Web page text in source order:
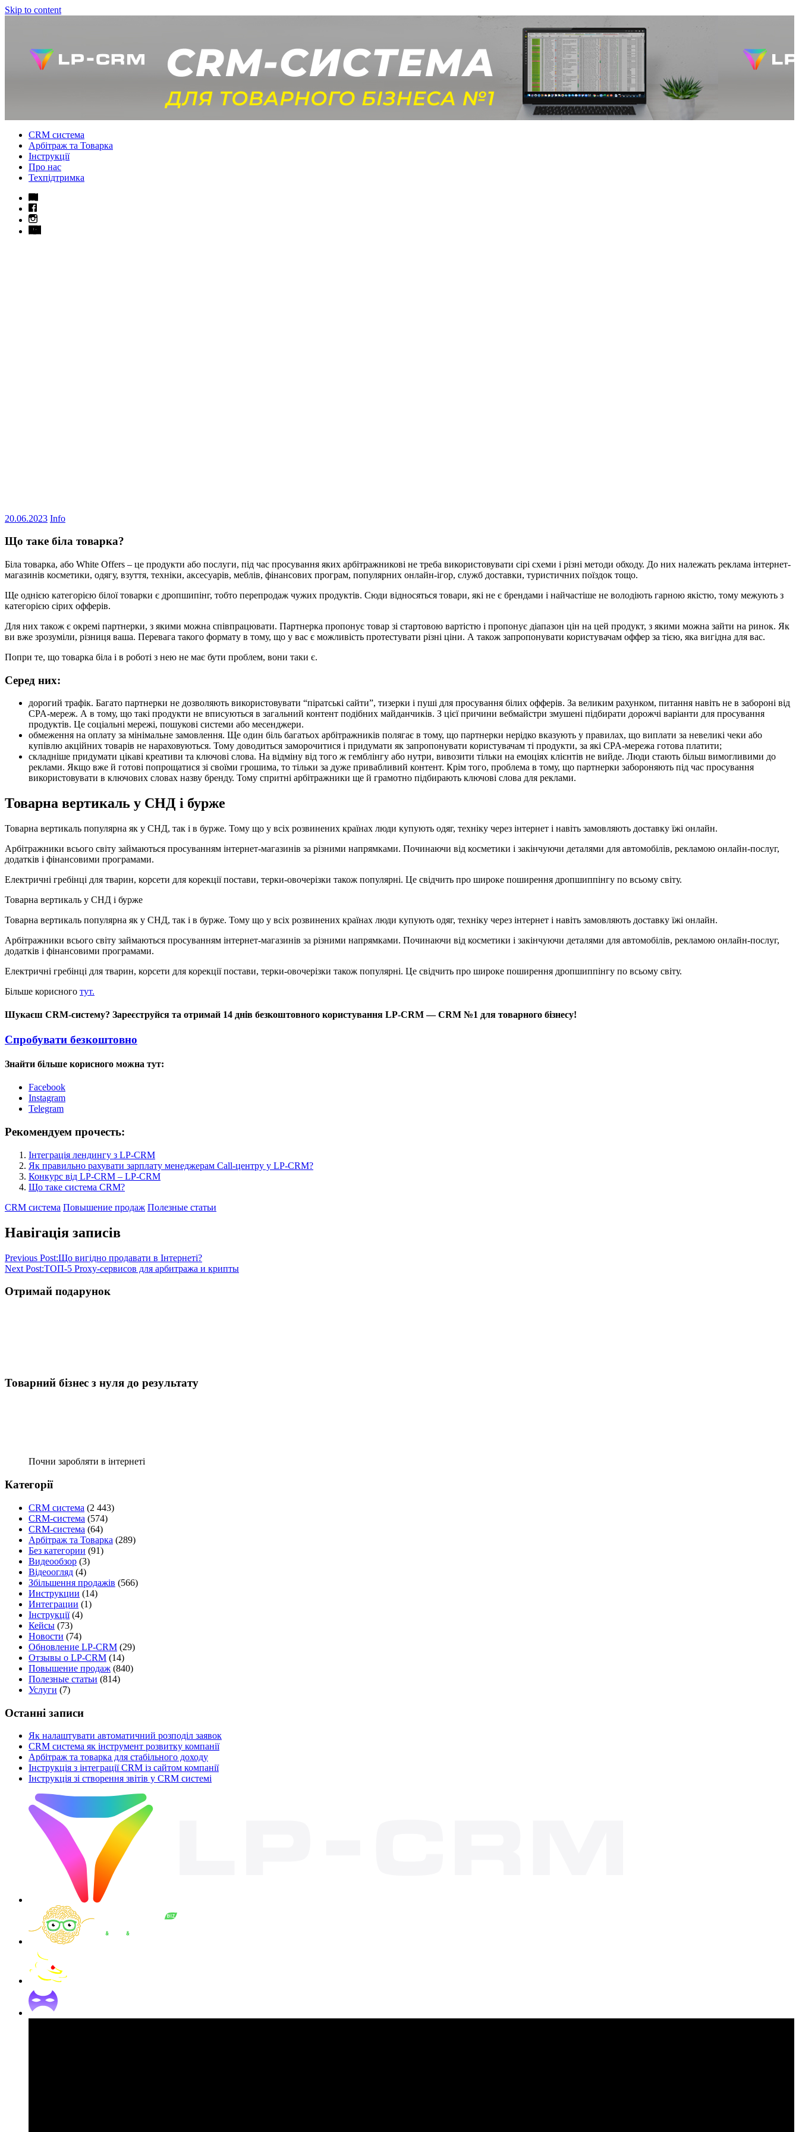
Skip to content
CRM система
Арбітраж та Товарка
Інструкції
Про нас
Техпідтримка
20.06.2023 Info
Що таке біла товарка?
Біла товарка, або White Offers – це продукти або послуги, під час просування яких арбітражникові не треба використовувати сірі схеми і різні методи обходу. До них належать реклама інтернет-
магазинів косметики, одягу, взуття, техніки, аксесуарів, меблів, фінансових програм, популярних онлайн-ігор, служб доставки, туристичних поїздок тощо.
Ще однією категорією білої товарки є дропшипінг, тобто перепродаж чужих продуктів. Сюди відносяться товари, які не є брендами і найчастіше не володіють гарною якістю, тому межують з
категорією сірих офферів.
Для них також є окремі партнерки, з якими можна співпрацювати. Партнерка пропонує товар зі стартовою вартістю і пропонує діапазон цін на цей продукт, з якими можна зайти на ринок. Як
ви вже зрозуміли, різниця ваша. Перевага такого формату в тому, що у вас є можливість протестувати різні ціни. А також запропонувати користувачам оффер за тією, яка вигідна для вас.
Попри те, що товарка біла і в роботі з нею не має бути проблем, вони таки є.
Серед них:
дорогий трафік. Багато партнерки не дозволяють використовувати “піратські сайти”, тизерки і пуші для просування білих офферів. За великим рахунком, питання навіть не в забороні від
CPA-мереж. А в тому, що такі продукти не вписуються в загальний контент подібних майданчиків. З цієї причини вебмайстри змушені підбирати дорожчі варіанти для просування
продуктів. Це соціальні мережі, пошукові системи або месенджери.
обмеження на оплату за мінімальне замовлення. Ще один біль багатьох арбітражників полягає в тому, що партнерки нерідко вказують у правилах, що виплати за невеликі чеки або
купівлю акційних товарів не нараховуються. Тому доводиться заморочитися і придумати як запропонувати користувачам ті продукти, за які CPA-мережа готова платити;
складніше придумати цікаві креативи та ключові слова. На відміну від того ж гемблінгу або нутри, вивозити тільки на емоціях клієнтів не вийде. Люди стають більш вимогливими до
реклами. Якщо вже й готові попрощатися зі своїми грошима, то тільки за дуже привабливий контент. Крім того, проблема в тому, що партнерки забороняють під час просування
використовувати в ключових словах назву бренду. Тому спритні арбітражники ще й грамотно підбирають ключові слова для реклами.
Товарна вертикаль у СНД і бурже
Товарна вертикаль популярна як у СНД, так і в бурже. Тому що у всіх розвинених країнах люди купують одяг, техніку через інтернет і навіть замовляють доставку їжі онлайн.
Арбітражники всього світу займаються просуванням інтернет-магазинів за різними напрямками. Починаючи від косметики і закінчуючи деталями для автомобілів, рекламою онлайн-послуг,
додатків і фінансовими програмами.
Електричні гребінці для тварин, корсети для корекції постави, терки-овочерізки також популярні. Це свідчить про широке поширення дропшиппінгу по всьому світу.
Товарна вертикаль у СНД і бурже
Товарна вертикаль популярна як у СНД, так і в бурже. Тому що у всіх розвинених країнах люди купують одяг, техніку через інтернет і навіть замовляють доставку їжі онлайн.
Арбітражники всього світу займаються просуванням інтернет-магазинів за різними напрямками. Починаючи від косметики і закінчуючи деталями для автомобілів, рекламою онлайн-послуг,
додатків і фінансовими програмами.
Електричні гребінці для тварин, корсети для корекції постави, терки-овочерізки також популярні. Це свідчить про широке поширення дропшиппінгу по всьому світу.
Більше корисного тут.
Шукаєш CRM-систему? Зареєструйся та отримай 14 днів безкоштовного користування LP-CRM — CRM №1 для товарного бізнесу!
Спробувати безкоштовно
Знайти більше корисного можна тут:
Facebook
Instagram
Telegram
Рекомендуем прочесть:
Інтеграція лендингу з LP-CRM
Як правильно рахувати зарплату менеджерам Call-центру у LP-CRM?
Конкурс від LP-CRM – LP-CRM
Що таке система CRM?
CRM система Повышение продаж Полезные статьи
Навігація записів
Previous Post:Що вигідно продавати в Інтернеті?
Next Post:ТОП-5 Proxy-сервисов для арбитража и крипты
Отримай подарунок
Товарний бізнес з нуля до результату
Почни заробляти в інтернеті
Категорії
CRM система (2 443)
CRM-система (574)
CRM-система (64)
Арбітраж та Товарка (289)
Без категории (91)
Видеообзор (3)
Відеоогляд (4)
Збільшення продажів (566)
Инструкции (14)
Интеграции (1)
Інструкції(4)
Кейсы (73)
Новости (74)
Обновление LP-CRM (29)
Отзывы о LP-CRM (14)
Повышение продаж (840)
Полезные статьи (814)
Услуги (7)
Останні записи
Як налаштувати автоматичний розподіл заявок
CRM система як інструмент розвитку компанії
Арбітраж та товарка для стабільного доходу
Інструкція з інтеграції CRM із сайтом компанії
Інструкція зі створення звітів у CRM системі